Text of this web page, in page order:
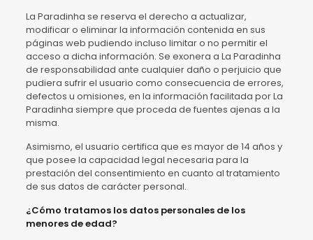
La Paradinha se reserva el derecho a actualizar,
modificar o eliminar la información contenida en sus
páginas web pudiendo incluso limitar o no permitir el
acceso a dicha información. Se exonera a La Paradinha
de responsabilidad ante cualquier daño o perjuicio que
pudiera sufrir el usuario como consecuencia de errores,
defectos u omisiones, en la información facilitada por La
Paradinha siempre que proceda de fuentes ajenas a la
misma.
Asimismo, el usuario certifica que es mayor de 14 años y
que posee la capacidad legal necesaria para la
prestación del consentimiento en cuanto al tratamiento
de sus datos de carácter personal.
¿Cómo tratamos los datos personales de los
menores de edad?